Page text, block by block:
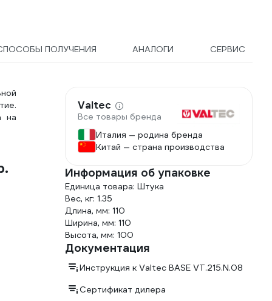
ПОЛУЧЕНИЯ АНАЛОГИ СЕРВИС
на
Valtec
Все товары бренда
Италия — родина бренда
Китай — страна производства
Информация об упаковке
Единица товара: Штука
Вес, кг: 1.35
Длина, мм: 110
Ширина, мм: 110
Высота, мм: 100
Документация
Инструкция к Valtec BASE VT.215.N.08
Сертификат дилера